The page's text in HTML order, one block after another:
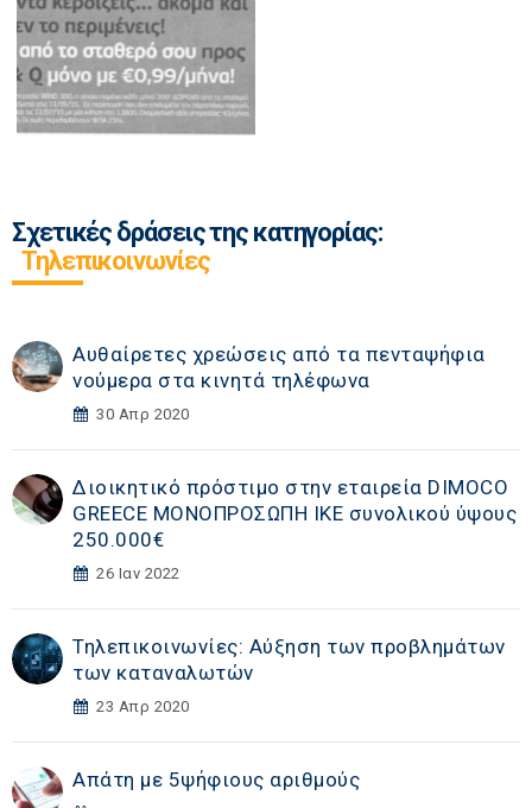
Σχετικές δράσεις της κατηγορίας:
Τηλεπικοινωνίες
Αυθαίρετες χρεώσεις από τα πενταψήφια
νούμερα στα κινητά τηλέφωνα
30 Απρ 2020
Διοικητικό πρόστιμο στην εταιρεία DIMOCO
GREECE ΜΟΝΟΠΡΟΣΩΠΗ ΙΚΕ συνολικού ύψους
250.000€
26 Ιαν 2022
Τηλεπικοινωνίες: Αύξηση των προβλημάτων
των καταναλωτών
23 Απρ 2020
Απάτη με 5ψήφιους αριθμούς